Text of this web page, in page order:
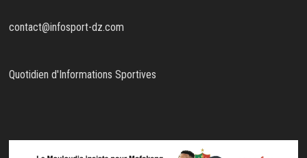
contact@infosport-dz.com
Quotidien d'Informations Sportives